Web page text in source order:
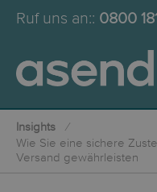
Ruf uns an:: 0800
Insights
Wie Sie eine sichere
Versand gewährleisten